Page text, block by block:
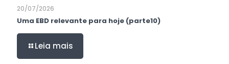
20/07/2026
Uma EBD relevante para hoje (parte10)
Leia mais